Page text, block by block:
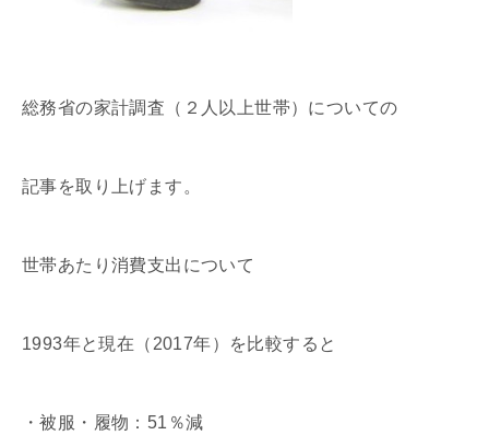
総務省の家計調査（２人以上世帯）についての
記事を取り上げます。
世帯あたり消費支出について
1993年と現在（2017年）を比較すると
・被服・履物：51％減